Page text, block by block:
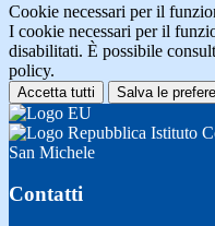
Cookie necessari per il
I cookie necessari per il
disabilitati. È possibile
policy.
Accetta tutti Salva le
Istituto
San Michele
Contatti